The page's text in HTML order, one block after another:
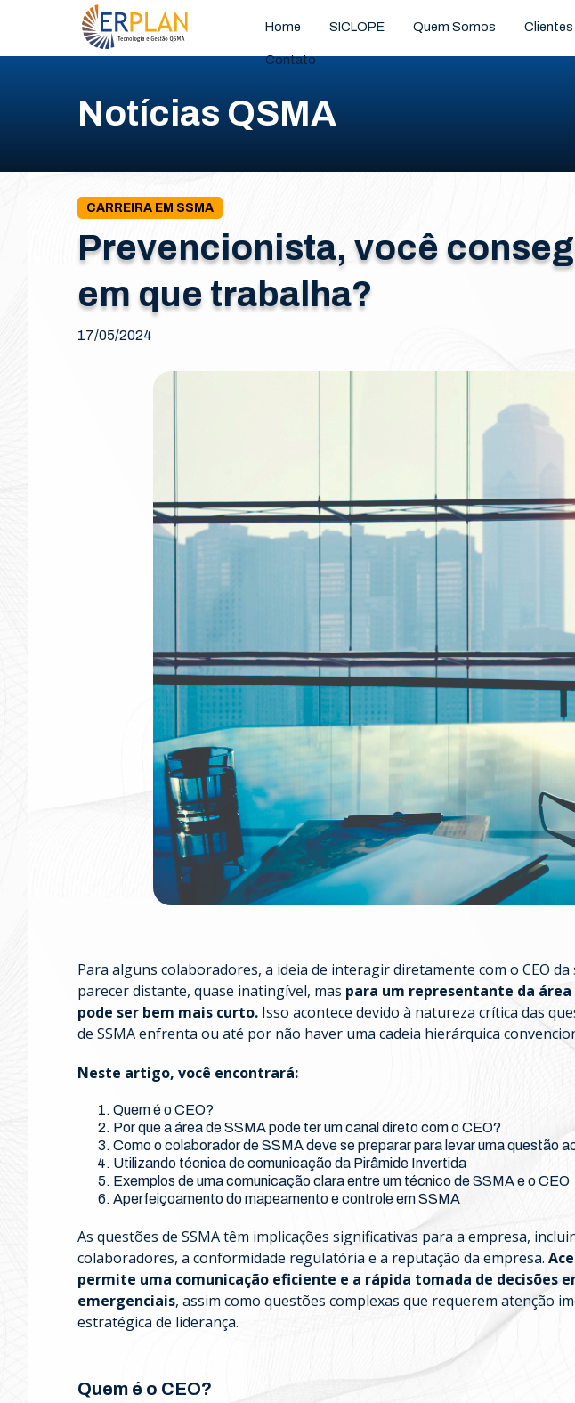
Home SICLOPE Quem Somos Clientes
Contato
Notícias QSMA
CARREIRA EM SSMA
Prevencionista, você
em que trabalha?
17/05/2024
Para alguns colaboradores, a ideia de interagir diretamente com o CEO
parecer distante, quase inatingível, mas para um representante da área
pode ser bem mais curto. Isso acontece devido à natureza crítica das
de SSMA enfrenta ou até por não haver uma cadeia hierárquica
Neste artigo, você encontrará:
Quem é o CEO?
Por que a área de SSMA pode ter um canal direto com o CEO?
Como o colaborador de SSMA deve se preparar para levar uma questão
Utilizando técnica de comunicação da Pirâmide Invertida
Exemplos de uma comunicação clara entre um técnico de SSMA e o CEO
Aperfeiçoamento do mapeamento e controle em SSMA
As questões de SSMA têm implicações significativas para a empresa,
colaboradores, a conformidade regulatória e a reputação da empresa.
permite uma comunicação eficiente e a rápida tomada de decisões
emergenciais, assim como questões complexas que requerem atenção
estratégica de liderança.
Quem é o CEO?